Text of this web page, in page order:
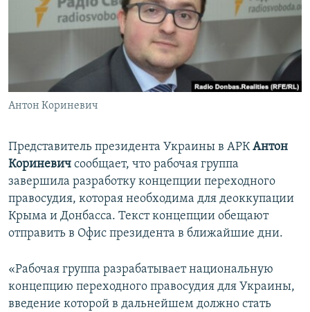
ПОБЕДИТЕЛЕЙ НЕ СУДЯТ?
КРЫМ.НЕПОКОРЕННЫЙ
УКРАИНСКАЯ ПРОБЛЕМА КРЫМА
ПРИСОЕДИНЯЙТЕСЬ!
Все сайты RFE/RL
Антон Кориневич
Представитель президента Украины в АРКАнтон
Кориневич сообщает, что рабочая группа
завершила разработку концепции переходного
правосудия, которая необходима для деоккупации
Крыма и Донбасса. Текст концепции обещают
отправить в Офис президента в ближайшие дни.
«Рабочая группа разрабатывает национальную
концепцию переходного правосудия для Украины,
введение которой в дальнейшем должно стать